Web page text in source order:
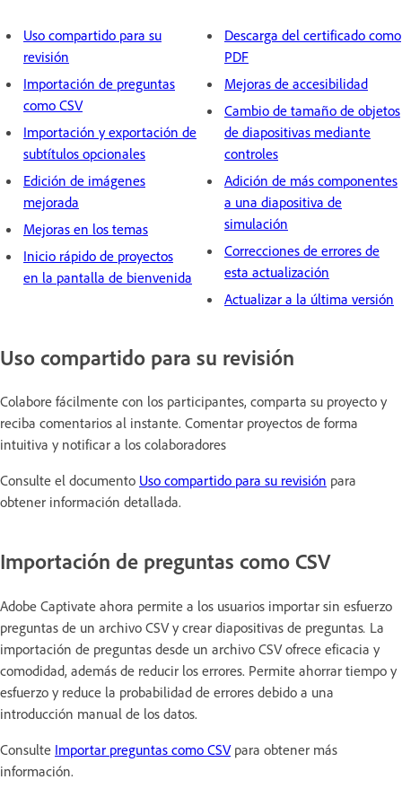
Uso compartido para su
revisión
Importación de preguntas
como CSV
Importación y exportación de
subtítulos opcionales
Edición de imágenes
mejorada
Mejoras en los temas
Inicio rápido de proyectos
en la pantalla de bienvenida
Descarga del certificado como
PDF
Mejoras de accesibilidad
Cambio de tamaño de objetos
de diapositivas mediante
controles
Adición de más componentes
a una diapositiva de
simulación
Correcciones de errores de
esta actualización
Actualizar a la última versión
Uso compartido para su revisión
Colabore fácilmente con los participantes, comparta su proyecto y
reciba comentarios al instante. Comentar proyectos de forma
intuitiva y notificar a los colaboradores
Consulte el documento Uso compartido para su revisión para
obtener información detallada.
Importación de preguntas como CSV
Adobe Captivate ahora permite a los usuarios importar sin esfuerzo
preguntas de un archivo CSV y crear diapositivas de preguntas. La
importación de preguntas desde un archivo CSV ofrece eficacia y
comodidad, además de reducir los errores. Permite ahorrar tiempo y
esfuerzo y reduce la probabilidad de errores debido a una
introducción manual de los datos.
Consulte Importar preguntas como CSVpara obtener más
información.